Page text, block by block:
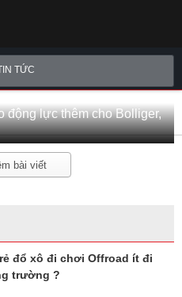
TỨC
động lực thêm cho Bolliger,
bài viết
đổ xô đi chơi Offroad ít đi
trường ?